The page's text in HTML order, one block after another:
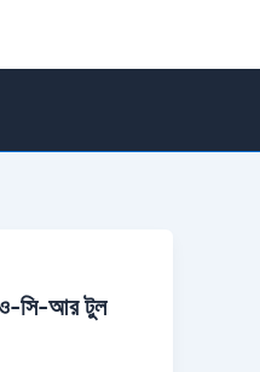
(ও-সি-আর টুল